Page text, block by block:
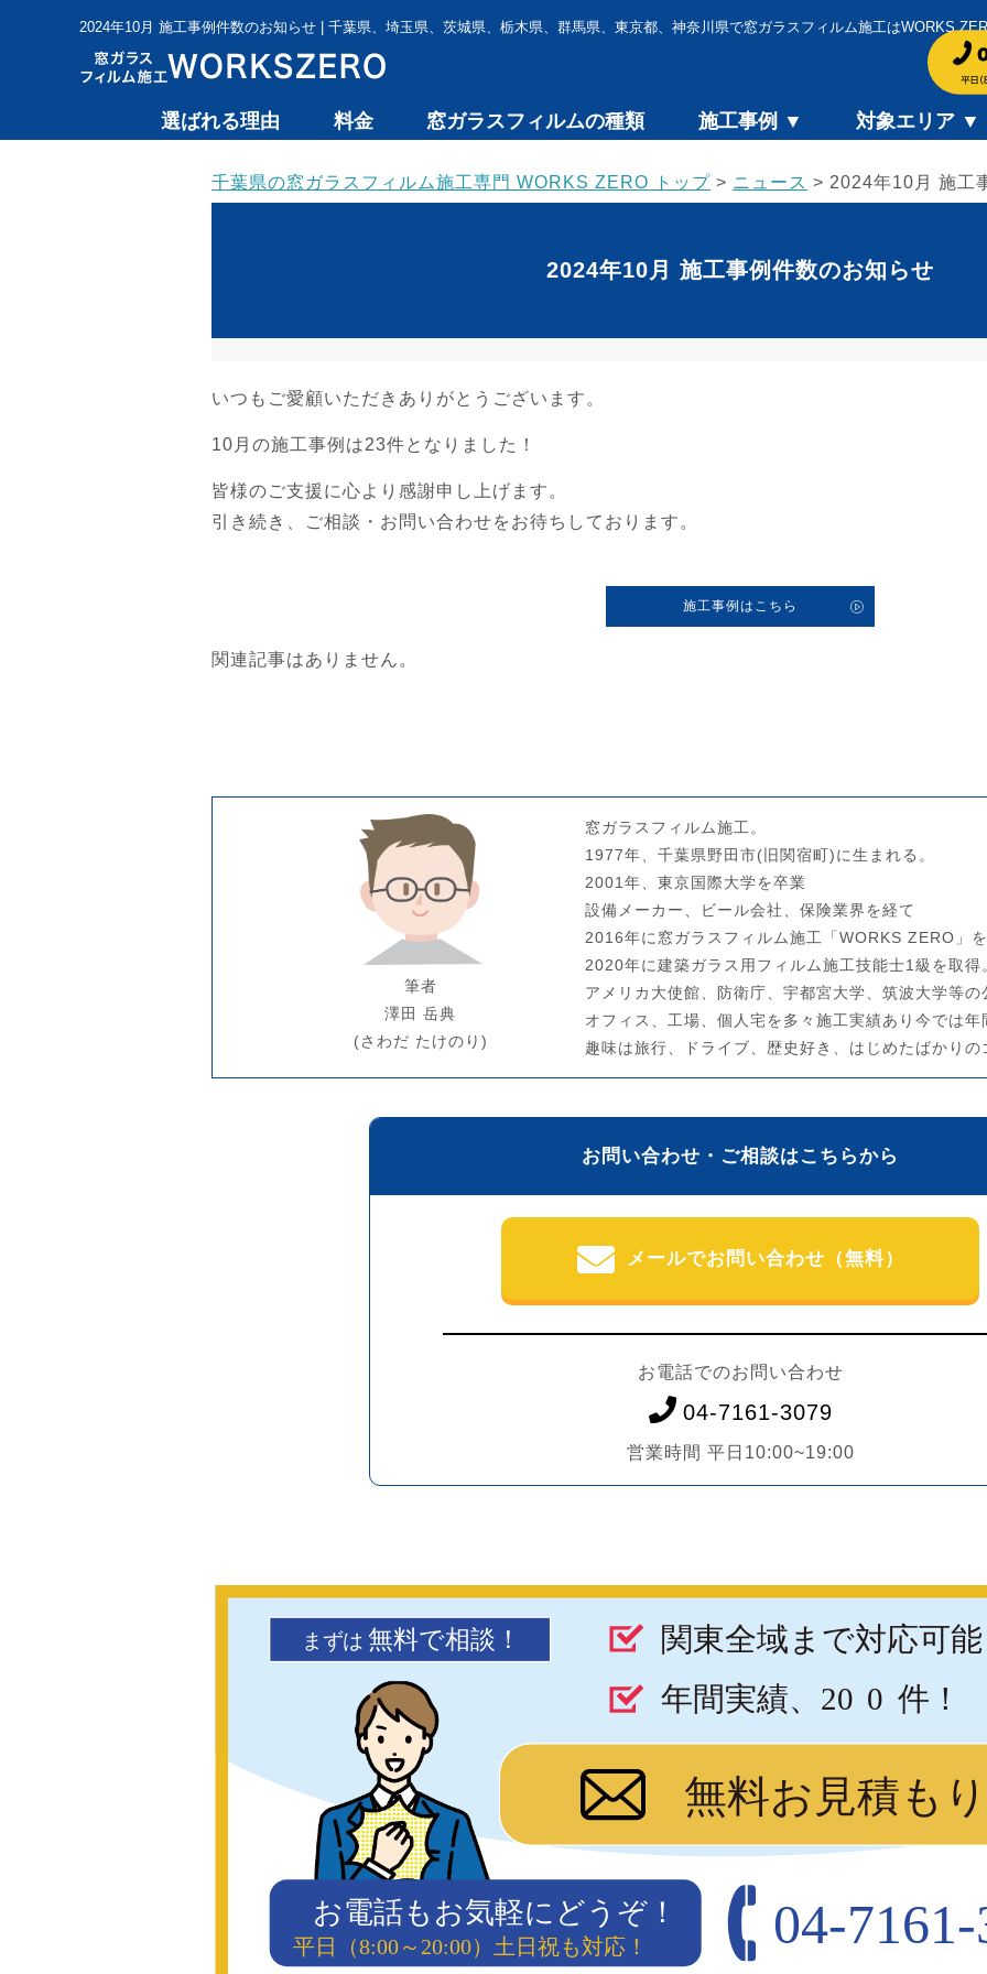
2024年10月 施工事例件数のお知らせ | 千葉県、埼玉県、茨城県、栃木県、群馬県、東京都、神奈川県で窓ガラスフィルム施工はWORKS
選ばれる理由 料金 窓ガラスフィルムの種類 施工事例 ▼ 対象エリア ▼
千葉県の窓ガラスフィルム施工専門 WORKS ZERO トップ > ニュース > 2024年10月 施工
2024年10月 施工事例件数のお知らせ
いつもご愛顧いただきありがとうございます。
10月の施工事例は23件となりました！
皆様のご支援に心より感謝申し上げます。
引き続き、ご相談・お問い合わせをお待ちしております。
施工事例はこちら
関連記事はありません。
筆者
澤田 岳典
(さわだ たけのり)
窓ガラスフィルム施工。
1977年、千葉県野田市(旧関宿町)に生まれる。
2001年、東京国際大学を卒業
設備メーカー、ビール会社、保険業界を経て
2016年に窓ガラスフィルム施工「WORKS ZERO」を
2020年に建築ガラス用フィルム施工技能士1級を取得
アメリカ大使館、防衛庁、宇都宮大学、筑波大学等の
オフィス、工場、個人宅を多々施工実績あり今では年
趣味は旅行、ドライブ、歴史好き、はじめたばかりの
お問い合わせ・ご相談はこちらから
メールでお問い合わせ（無料）
お電話でのお問い合わせ
04-7161-3079
営業時間 平日10:00~19:00
無料お見積も
まずは 無料で相談！ 関東全域まで対応可能
年間実績、20 0 件！
04-
お電話もお気軽にどうぞ！
平日（8:00～20:00）土日祝も対応！